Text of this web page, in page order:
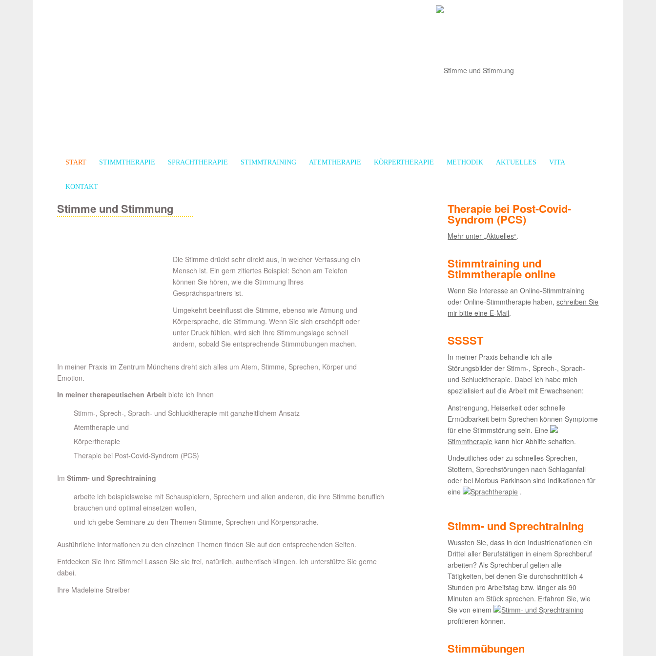
START STIMMTHERAPIE SPRACHTHERAPIE STIMMTRAINING ATEMTHERAPIE KÖRPERTHERAPIE METHODIK AKTUELLES VITA
KONTAKT
Stimme und Stimmung
Die Stimme drückt sehr direkt aus, in welcher Verfassung ein
Mensch ist. Ein gern zitiertes Beispiel: Schon am Telefon
können Sie hören, wie die Stimmung Ihres
Gesprächspartners ist.
Umgekehrt beeinflusst die Stimme, ebenso wie Atmung und
Körpersprache, die Stimmung. Wenn Sie sich erschöpft oder
unter Druck fühlen, wird sich Ihre Stimmungslage schnell
ändern, sobald Sie entsprechende Stimmübungen machen.
In meiner Praxis im Zentrum Münchens dreht sich alles um Atem, Stimme, Sprechen, Körper und
Emotion.
In meiner therapeutischen Arbeit biete ich Ihnen
Stimm-, Sprech-, Sprach- und Schlucktherapie mit ganzheitlichem Ansatz
Atemtherapie und
Körpertherapie
Therapie bei Post-Covid-Syndrom (PCS)
ImStimm- und Sprechtraining
arbeite ich beispielsweise mit Schauspielern, Sprechern und allen anderen, die ihre Stimme beruflich
brauchen und optimal einsetzen wollen,
und ich gebe Seminare zu den Themen Stimme, Sprechen und Körpersprache.
Ausführliche Informationen zu den einzelnen Themen finden Sie auf den entsprechenden Seiten.
Entdecken Sie Ihre Stimme! Lassen Sie sie frei, natürlich, authentisch klingen. Ich unterstütze Sie gerne
dabei.
Ihre Madeleine Streiber
Therapie bei Post-Covid-
Syndrom (PCS)
Mehr unter „Aktuelles“.
Stimmtraining und
Stimmtherapie online
Wenn Sie Interesse an Online-Stimmtraining
oder Online-Stimmtherapie haben,schreiben Sie
mir bitte eine E-Mail.
SSSST
In meiner Praxis behandle ich alle
Störungsbilder der Stimm-, Sprech-, Sprach-
und Schlucktherapie. Dabei ich habe mich
spezialisiert auf die Arbeit mit Erwachsenen:
Anstrengung, Heiserkeit oder schnelle
Ermüdbarkeit beim Sprechen können Symptome
für eine Stimmstörung sein. Eine
Stimmtherapie kann hier Abhilfe schaffen.
Undeutliches oder zu schnelles Sprechen,
Stottern, Sprechstörungen nach Schlaganfall
oder bei Morbus Parkinson sind Indikationen für
eine
Sprachtherapie .
Stimm- und Sprechtraining
Wussten Sie, dass in den Industrienationen ein
Drittel aller Berufstätigen in einem Sprechberuf
arbeiten? Als Sprechberuf gelten alle
Tätigkeiten, bei denen Sie durchschnittlich 4
Stunden pro Arbeitstag bzw. länger als 90
Minuten am Stück sprechen. Erfahren Sie, wie
Sie von einem
Stimm- und Sprechtraining
profitieren können.
Stimmübungen